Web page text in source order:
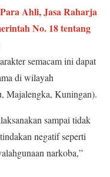
Ahli, Jasa Raharja
No. 18 tentang
semacam ini dapat
di wilayah
Majalengka, Kuningan).
sampai tidak
negatif seperti
narkoba,”